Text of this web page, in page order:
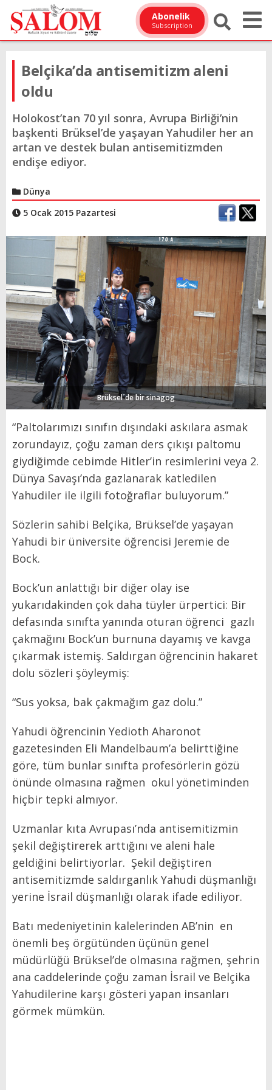
Abonelik
Subscription
Belçika’da antisemitizm aleni
oldu
Holokost’tan 70 yıl sonra, Avrupa Birliği’nin
başkenti Brüksel’de yaşayan Yahudiler her an
artan ve destek bulan antisemitizmden
endişe ediyor.
Dünya
5 Ocak 2015 Pazartesi
Brüksel´de bir sinagog
“Paltolarımızı sınıfın dışındaki askılara asmak
zorundayız, çoğu zaman ders çıkışı paltomu
giydiğimde cebimde Hitler’in resimlerini veya 2.
Dünya Savaşı’nda gazlanarak katledilen
Yahudiler ile ilgili fotoğraflar buluyorum.”
Sözlerin sahibi Belçika, Brüksel’de yaşayan
Yahudi bir üniversite öğrencisi Jeremie de
Bock.
Bock’un anlattığı bir diğer olay ise
yukarıdakinden çok daha tüyler ürpertici: Bir
defasında sınıfta yanında oturan öğrenci gazlı
çakmağını Bock’un burnuna dayamış ve kavga
çıkarmak istemiş. Saldırgan öğrencinin hakaret
dolu sözleri şöyleymiş:
“Sus yoksa, bak çakmağım gaz dolu.”
Yahudi öğrencinin Yedioth Aharonot
gazetesinden Eli Mandelbaum’a belirttiğine
göre, tüm bunlar sınıfta profesörlerin gözü
önünde olmasına rağmen okul yönetiminden
hiçbir tepki almıyor.
Uzmanlar kıta Avrupası’nda antisemitizmin
şekil değiştirerek arttığını ve aleni hale
geldiğini belirtiyorlar. Şekil değiştiren
antisemitizmde saldırganlık Yahudi düşmanlığı
yerine İsrail düşmanlığı olarak ifade ediliyor.
Batı medeniyetinin kalelerinden AB’nin en
önemli beş örgütünden üçünün genel
müdürlüğü Brüksel’de olmasına rağmen, şehrin
ana caddelerinde çoğu zaman İsrail ve Belçika
Yahudilerine karşı gösteri yapan insanları
görmek mümkün.